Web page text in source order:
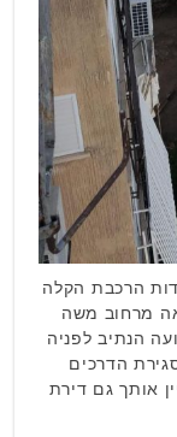
הרכבת הקלה
מרחוב משה
הנתיב לפניה
הדרכים
אותך גם דירת